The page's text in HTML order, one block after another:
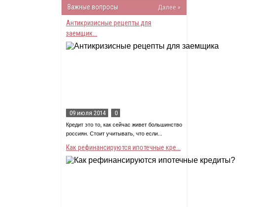
Важные вопросы
Далее »
Антикризисные рецепты для
заемщик...
09 июля 2014 0
Кредит это то, как сейчас живет большинство
россиян. Стоит учитывать, что если...
Как рефинансируются ипотечные кре...